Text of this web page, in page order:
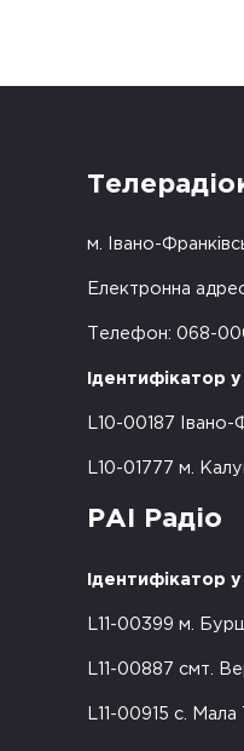
м. Івано-
Електронна
Телефон: 068-
Ідентифікатор
L10-00187 Івано-
L10-01777 м.
РАІ Радіо
Ідентифікатор
L11-00399 м.
L11-00887 смт.
L11-00915 с.